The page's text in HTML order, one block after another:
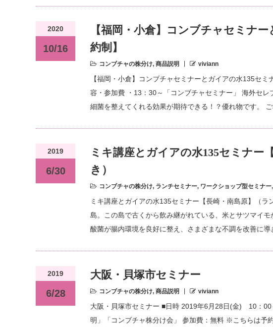
2020
10/16
【福岡・小倉】コンブチャセミナ
約制】
コンブチャの株分け, 商品説明 viviann
【福岡・小倉】コンブチャセミナーとガイアの水135セ
容・参加費 ・13：30～「コンブチャセミナー」 海外セ
細菌を整えてくれる効果が期待できる！？優れ物です。
2019
6/30
ミキ講座とガイアの水135セミナー
き）
コンブチャの株分け, ランチセミナー, ワークショップ型セミナー,
ミキ講座とガイアの水135セミナー【長崎・南島原】（
島。この島で古くから飲み継がれている、米とサツマイ
酸菌が腸内環境を良好に整え、さまざまな不調を改善に
2019
6/28
大阪・貝塚市セミナー
コンブチャの株分け, 商品説明 viviann
大阪・貝塚市セミナー ■日時 2019年6月28日(金) 10：
明」「コンブチャ株分け会」 参加費：無料 ※こちらは予